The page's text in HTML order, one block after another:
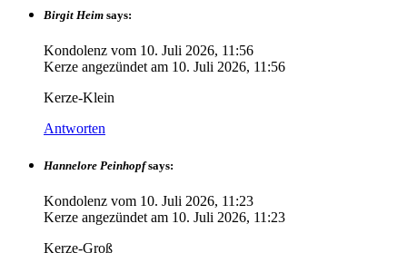
Birgit Heim says:
Kondolenz vom 10. Juli 2026, 11:56
Kerze angezündet am 10. Juli 2026, 11:56
Kerze-Klein
Antworten
Hannelore Peinhopf says:
Kondolenz vom 10. Juli 2026, 11:23
Kerze angezündet am 10. Juli 2026, 11:23
Kerze-Groß